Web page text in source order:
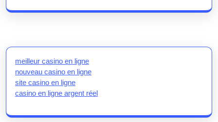
meilleur casino en ligne
nouveau casino en ligne
site casino en ligne
casino en ligne argent réel